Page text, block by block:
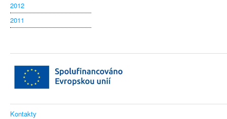
2012
2011
Kontakty